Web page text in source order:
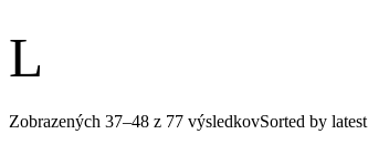
L
Zobrazených 37–48 z 77 výsledkovSorted by latest